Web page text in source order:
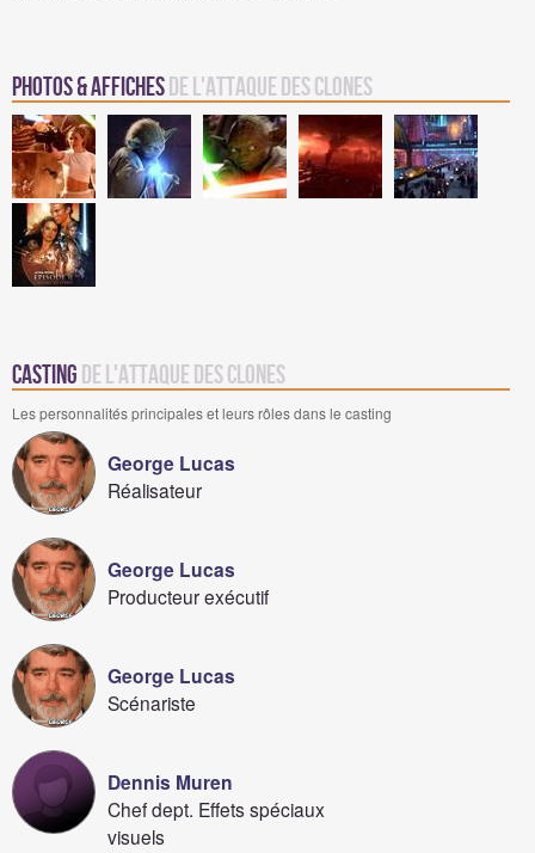
Photos & Affichesde L'Attaque des Clones
Casting de L'Attaque des Clones
Les personnalités principales et leurs rôles dans le casting
George Lucas
Réalisateur
George Lucas
Producteur exécutif
George Lucas
Scénariste
Dennis Muren
Chef dept. Effets spéciaux
visuels